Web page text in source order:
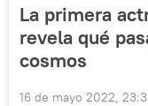
La primera
revela qué
cosmos
16 de mayo 2022,